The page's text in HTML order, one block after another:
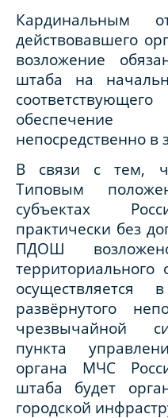
Кардинальным
действовавшего
возложение
штаба на
непосредственно в
В связи с тем,
Типовым
субъектах
практически без
ПДОШ
развёрнутого
чрезвычайной
пункта
органа МЧС
штаба будет
городской